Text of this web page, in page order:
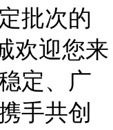
批次的
欢迎您来
定、广
手共创